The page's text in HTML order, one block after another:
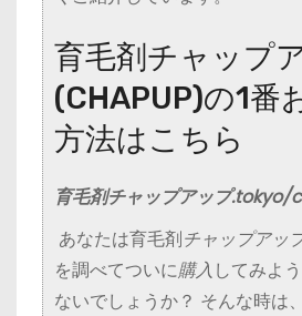
育毛剤チャップ
(CHAPUP)の1番
方法はこちら
育毛剤チャップアップ
あなたは育毛剤チャップアッ
を調べてついに購入してみよ
ないでしょうか？ そんな時は